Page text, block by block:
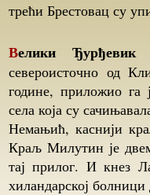
трећи Брестовац су
Велики Ђурђевик
североисточно од
године, приложио га
села која су
Немањић, каснији
Краљ Милутин је
тај прилог. И кнез
хиландарској